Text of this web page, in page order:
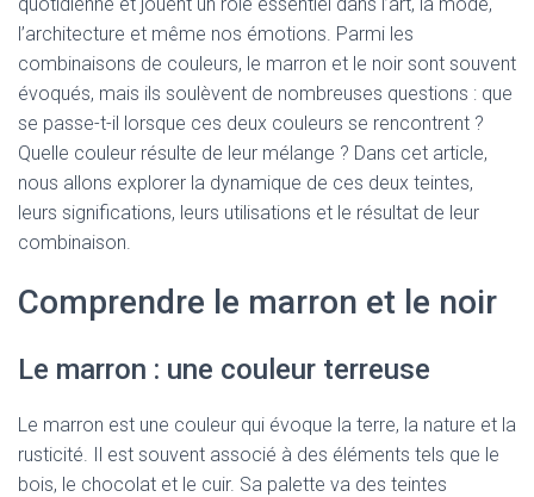
l’architecture et même nos émotions. Parmi les
combinaisons de couleurs, le marron et le noir sont souvent
évoqués, mais ils soulèvent de nombreuses questions : que
se passe-t-il lorsque ces deux couleurs se rencontrent ?
Quelle couleur résulte de leur mélange ? Dans cet article,
nous allons explorer la dynamique de ces deux teintes,
leurs significations, leurs utilisations et le résultat de leur
combinaison.
Comprendre le marron et le noir
Le marron : une couleur terreuse
Le marron est une couleur qui évoque la terre, la nature et la
rusticité. Il est souvent associé à des éléments tels que le
bois, le chocolat et le cuir. Sa palette va des teintes